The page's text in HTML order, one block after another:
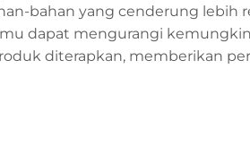
bahan yang cenderung lebih
dapat mengurangi
diterapkan, memberikan